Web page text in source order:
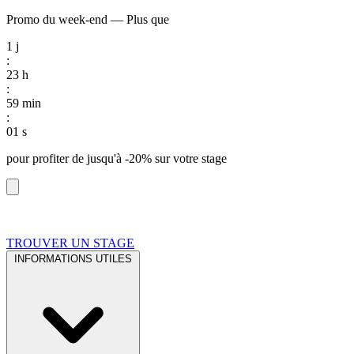
Promo du week-end — Plus que
1 j
:
23 h
:
59 min
:
00 s
pour profiter de jusqu'à -20% sur votre stage
TROUVER UN STAGE
INFORMATIONS UTILES